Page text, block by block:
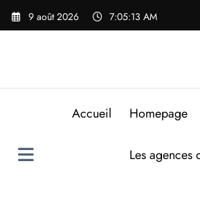
9 août 2026 7:05:14 AM
Accueil Homepage
Les